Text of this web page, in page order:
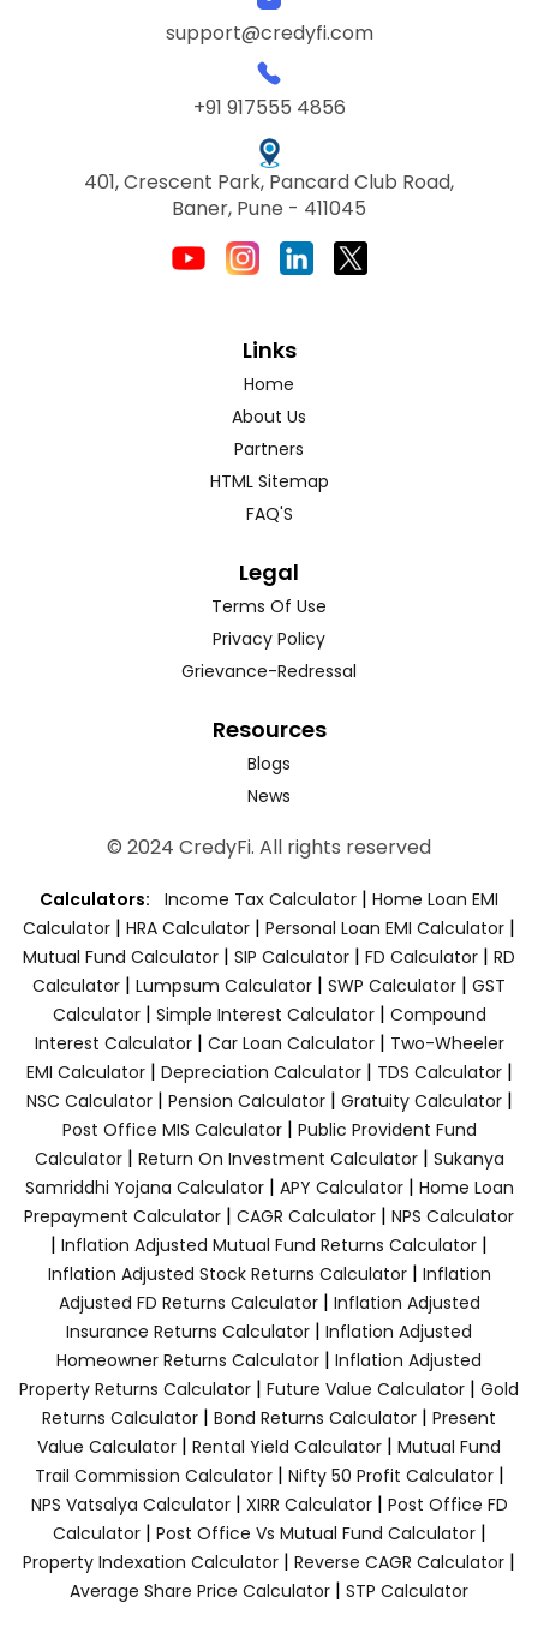
support@credyfi.com
+91 917555 4856
401, Crescent Park, Pancard Club Road,
Baner, Pune - 411045
Links
Home
About Us
Partners
HTML Sitemap
FAQ'S
Legal
Terms Of Use
Privacy Policy
Grievance-Redressal
Resources
Blogs
News
© 2024 CredyFi. All rights reserved
Calculators: Income Tax Calculator | Home Loan EMI
Calculator | HRA Calculator | Personal Loan EMI Calculator |
Mutual Fund Calculator | SIP Calculator | FD Calculator | RD
Calculator | Lumpsum Calculator | SWP Calculator | GST
Calculator| Simple Interest Calculator| Compound
Interest Calculator| Car Loan Calculator| Two-Wheeler
EMI Calculator| Depreciation Calculator| TDS Calculator|
NSC Calculator| Pension Calculator| Gratuity Calculator|
Post Office MIS Calculator| Public Provident Fund
Calculator| Return On Investment Calculator| Sukanya
Samriddhi Yojana Calculator| APY Calculator| Home Loan
Prepayment Calculator | CAGR Calculator | NPS Calculator
| Inflation Adjusted Mutual Fund Returns Calculator |
Inflation Adjusted Stock Returns Calculator| Inflation
Adjusted FD Returns Calculator| Inflation Adjusted
Insurance Returns Calculator | Inflation Adjusted
Homeowner Returns Calculator | Inflation Adjusted
Property Returns Calculator | Future Value Calculator | Gold
Returns Calculator | Bond Returns Calculator | Present
Value Calculator | Rental Yield Calculator | Mutual Fund
Trail Commission Calculator| Nifty 50 Profit Calculator|
NPS Vatsalya Calculator| XIRR Calculator| Post Office FD
Calculator| Post Office Vs Mutual Fund Calculator|
Property Indexation Calculator | Reverse CAGR Calculator |
Average Share Price Calculator | STP Calculator